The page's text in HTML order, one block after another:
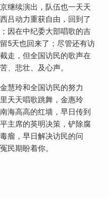
继续演出，队伍也一天天
吕动力重获自由，回到了
因在中纪委大部唱歌的吉
5天也回来了；尽管还有访
走，但全国访民的歌声在
、悲壮、及心声。
慧玲和全国访民的努力
天天唱歌跳舞，金惠玲
海高高的红墙，早日传到
主席的英明决策，铲除腐
瘤，早日解决访民的问
民期盼着你。